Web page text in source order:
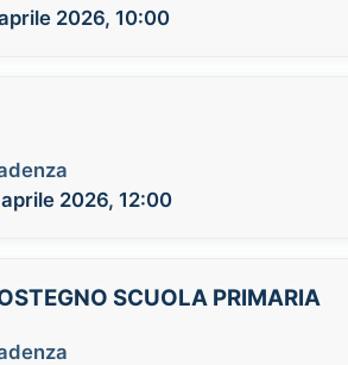
2026, 10:00
2026, 12:00
SCUOLA PRIMARIA